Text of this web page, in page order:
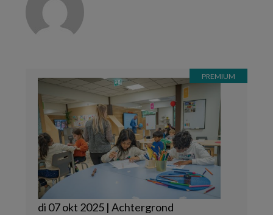
di 07 okt 2025 | Achtergrond